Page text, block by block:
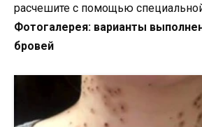
расчешите с помощью
Фотогалерея: варианты
бровей